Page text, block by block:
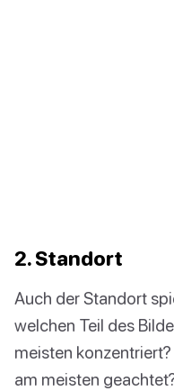
2. Standort
Auch der Standort
welchen Teil des
meisten
am meisten